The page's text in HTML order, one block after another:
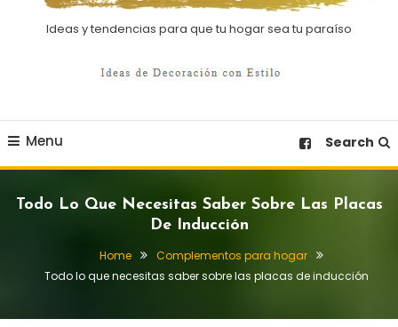
Ideas y tendencias para que tu hogar sea tu paraíso
Menu Search
Todo Lo Que Necesitas Saber Sobre Las Placas
De Inducción
Home
Complementos para hogar
Todo lo que necesitas saber sobre las placas de inducción